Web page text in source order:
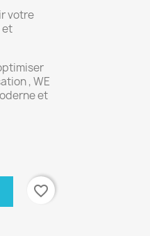
votre
et
, WE
et
favorite_border